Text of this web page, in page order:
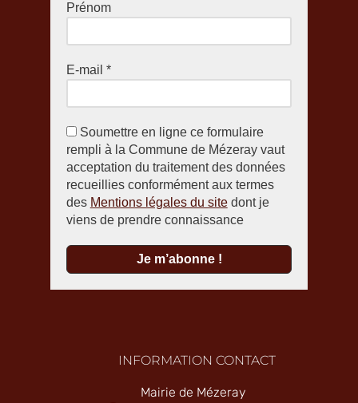
Prénom
E-mail *
Soumettre en ligne ce formulaire
rempli à la Commune de Mézeray vaut
acceptation du traitement des données
recueillies conformément aux termes
des Mentions légales du sitedont je
viens de prendre connaissance
INFORMATION CONTACT
Mairie de Mézeray